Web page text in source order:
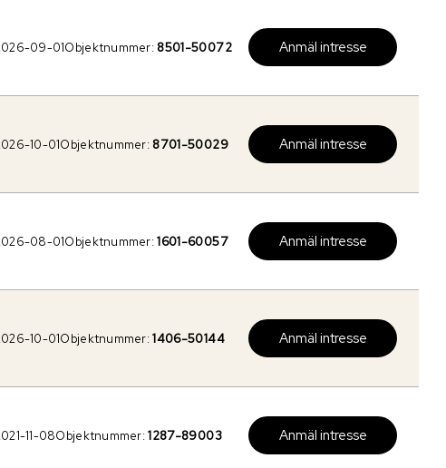
09-01Objektnummer: 8501-50072 Anmäl intresse
10-01Objektnummer: 8701-50029 Anmäl intresse
08-01Objektnummer:1601-60057 Anmäl intresse
10-01Objektnummer:1406-50144 Anmäl intresse
11-08Objektnummer:1287-89003 Anmäl intresse